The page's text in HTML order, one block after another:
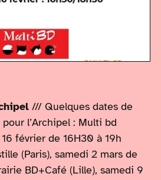
/// Quelques dates de
l’Archipel : Multi bd
février de 16H30 à 19h
(Paris), samedi 2 mars de
BD+Café (Lille), samedi 9